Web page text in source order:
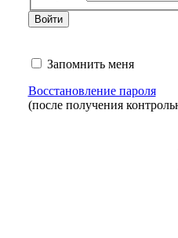
Войти
Запомнить меня
Восстановление пароля
(после получения